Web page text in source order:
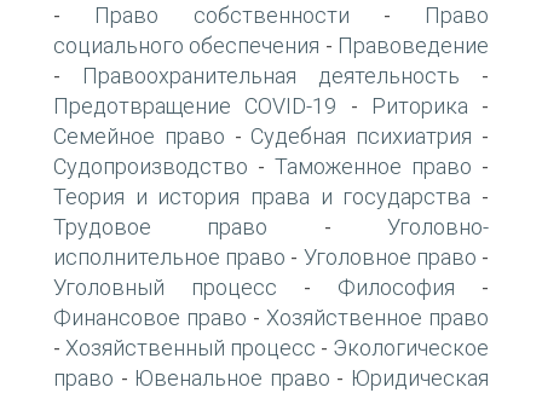
- Право собственности -
Право
социального обеспечения - Правоведение
- Правоохранительная деятельность -
Предотвращение COVID-19 - Риторика -
Семейное право - Судебная психиатрия -
Судопроизводство - Таможенное право -
Теория и история права и государства -
Трудовое право -Уголовно-
исполнительное право - Уголовное право -
Уголовный процесс - Философия -
Финансовое право - Хозяйственное право
- Хозяйственный процесс - Экологическое
право - Ювенальное право - Юридическая